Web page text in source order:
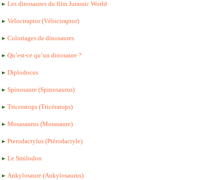
Les dinosaures du film Jurassic World
Velociraptor (Vélociraptor)
Coloriages de dinosaures
Qu’est-ce qu’un dinosaure ?
Diplodocus
Spinosaure (Spinosaurus)
Triceratops (Tricératops)
Mosasaurus (Mosasaure)
Pterodactylus (Ptérodactyle)
Le Smilodon
Ankylosaure (Ankylosaurus)